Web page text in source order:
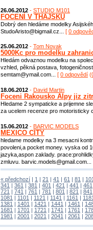
26.06.2012 - STUDIO M101
FOCENÍ V THAJSKU
Dobrý den hledáme modelky
StudoAristo@bigmail.cz... [ 0
25.06.2012 - Tom Novak
5000Kc pro modelku
Hledám odvaznou modelku na
vzhled, pěkná postava,
semtam@ymail.com... [ 0 odpovědí (
18.06.2012 - David Martin
Foceni Rakousko Alpy jiz
Hledame 2 sympaticke a prijemne
za ucelem recenze pro motoristicky
15.06.2012 - BARVIC MODELS
MEXICO CITY
hledame modelky na 3 mesacni
povoleni,a pocket money. vyska od
jazyka,aspon zaklady.
zmluvu. barvic.models@gmail.com...
« předchozí | 1 | 21 | 41 | 61 | 81 | 101
341 | 361 | 381 | 401 | 421 | 441 | 461
721 | 741 | 761 | 781 | 801 | 821 | 841
1081 | 1101 | 1121 | 1141 | 1161 | 1181
1381 | 1401 | 1421 | 1441 | 1461 |
1681 | 1701 | 1721 | 1741 | 1761 |
1981 | 2001 | 2021 | 2041 | 2061 |